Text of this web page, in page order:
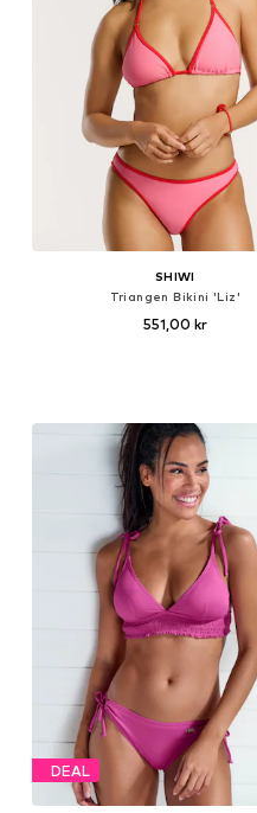
SHIWI
Triangen Bikini 'Liz'
551,00 kr
DEAL